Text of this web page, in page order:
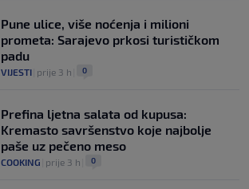
Pune ulice, više noćenja i milioni
prometa: Sarajevo prkosi turističkom
padu
VIJESTI prije 3 h 0
Prefina ljetna salata od kupusa:
Kremasto savršenstvo koje najbolje
paše uz pečeno meso
COOKING prije 3 h 0